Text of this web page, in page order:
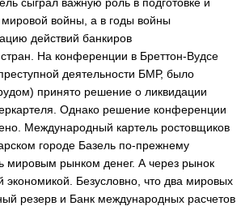
войны, а в годы войны
действий банкиров
На конференции в Бреттон-Вудсе
деятельности БМР, было
принято решение о ликвидации
Однако решение конференции
Международный картель ростовщиков
городе Базель по-прежнему
мировым рынком денег. А через рынок
Безусловно, что два мировых
резерв и Банк международных расчетов